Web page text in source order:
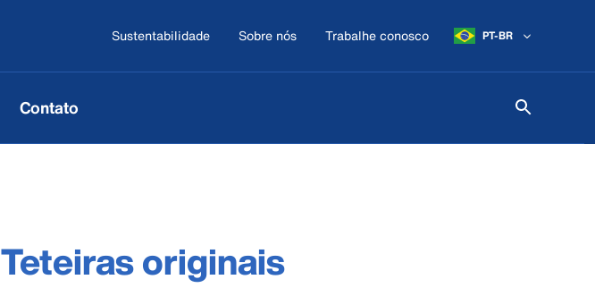
Sustentabilidade Sobre nós Trabalhe conosco PT-BR
Contato
Teteiras originais